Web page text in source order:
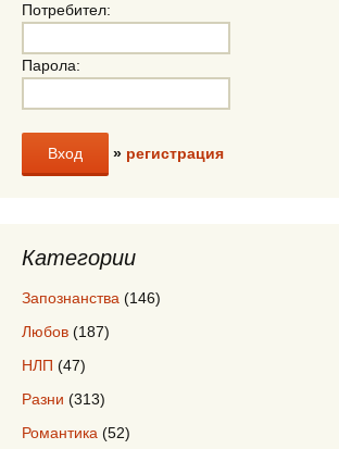
Потребител:
Парола:
» регистрация
Категории
Запознанства (146)
Любов (187)
НЛП (47)
Разни (313)
Романтика (52)